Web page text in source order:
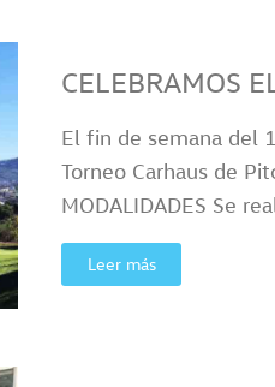
CELEBRAMOS
El fin de semana del
Torneo Carhaus de
MODALIDADES Se
Leer más